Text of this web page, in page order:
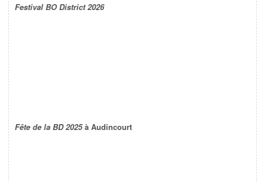
Festival BO District 2026
Fête de la BD 2025à Audincourt